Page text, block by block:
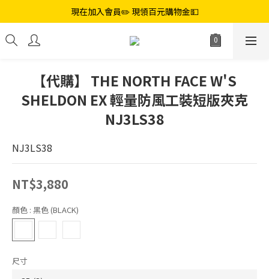
現在加入會員✏️ 現領百元購物金💵
【代購】 THE NORTH FACE W'S
SHELDON EX 輕量防風工裝短版夾克
NJ3LS38
NJ3LS38
NT$3,880
顏色 : 黑色 (BLACK)
尺寸